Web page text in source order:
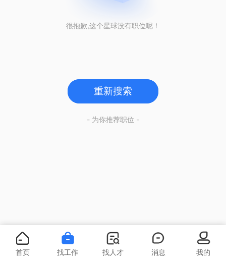
很抱歉,这个星球没有职位呢！
重新搜索
- 为你推荐职位 -
首页 找工作 找人才 消息 我的